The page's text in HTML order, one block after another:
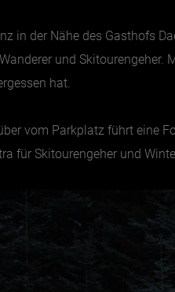
in der Nähe des Gasthofs
und
hat.
vom Parkplatz führt eine
für Skitourengeher und